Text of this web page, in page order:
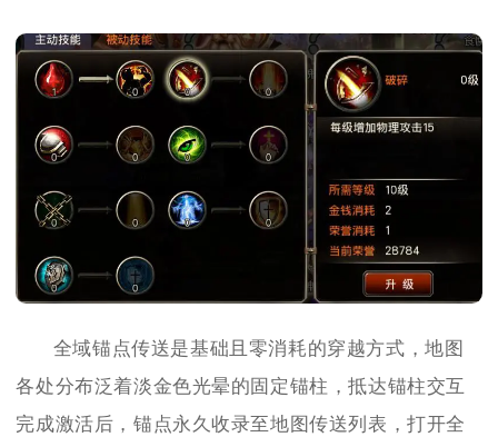
全域锚点传送是基础且零消耗的穿越方式，地图
各处分布泛着淡金色光晕的固定锚柱，抵达锚柱交互
完成激活后，锚点永久收录至地图传送列表，打开全